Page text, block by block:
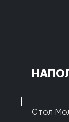
Стол